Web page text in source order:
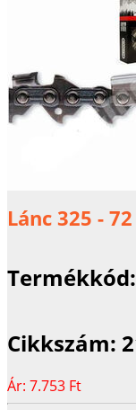
Lánc 325 -
Termékkód:
Cikkszám:
Ár: 7.753 Ft